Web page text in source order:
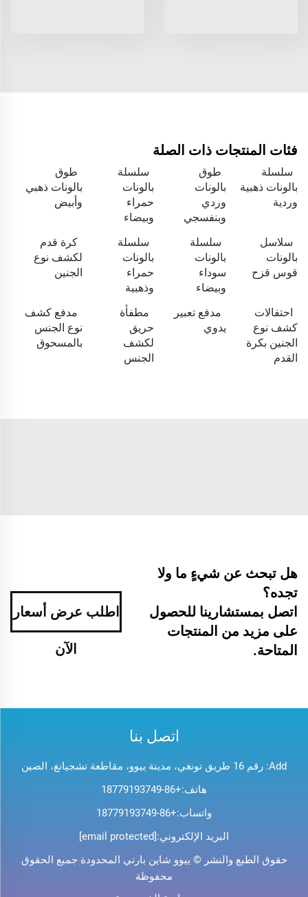
فئات المنتجات ذات الصلة
سلسلة
بالونات ذهبية
وردية
طوق
بالونات
وردي
وبنفسجي
سلسلة
بالونات
حمراء
وبيضاء
طوق
بالونات ذهبي
وأبيض
سلاسل
بالونات
قوس قزح
سلسلة
بالونات
سوداء
وبيضاء
سلسلة
بالونات
حمراء
وذهبية
كرة قدم
لكشف نوع
الجنين
احتفالات
كشف نوع
الجنين بكرة
القدم
مدفع تعبير
يدوي
مطفأة
حريق
لكشف
الجنس
مدفع كشف
نوع الجنس
بالمسحوق
هل تبحث عن شيءٍ ما ولا
تجده؟
اتصل بمستشارينا للحصول
على مزيد من المنتجات
المتاحة.
اطلب عرض أسعار
الآن
اتصل بنا
Add: رقم 16 طريق تونغي، مدينة ييوو، مقاطعة تشجيانغ، الصين
هاتف:+86-18779193749
واتساب:+86-18779193749
البريد الإلكتروني:[email protected]
حقوق الطبع والنشر © ييوو شاين بارتي المحدودة جميع الحقوق
محفوظة